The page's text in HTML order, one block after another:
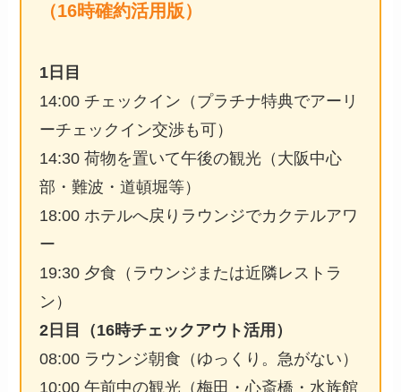
（16時確約活用版）
1日目
14:00 チェックイン（プラチナ特典でアーリ
ーチェックイン交渉も可）
14:30 荷物を置いて午後の観光（大阪中心
部・難波・道頓堀等）
18:00 ホテルへ戻りラウンジでカクテルアワ
ー
19:30 夕食（ラウンジまたは近隣レストラ
ン）
2日目（16時チェックアウト活用）
08:00 ラウンジ朝食（ゆっくり。急がない）
10:00 午前中の観光（梅田・心斎橋・水族館